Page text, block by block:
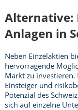
Alternative:
Anlagen in
Neben Einzelaktien
hervorragende
Markt zu investieren.
Einsteiger und
Potenzial des
sich auf einzelne